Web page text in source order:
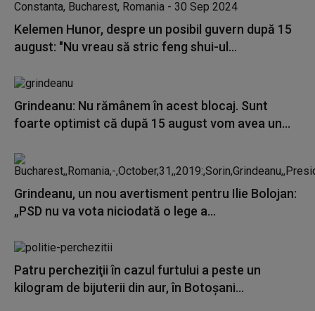
Kelemen Hunor, despre un posibil guvern după 15
august: "Nu vreau să stric feng shui-ul...
Grindeanu: Nu rămânem în acest blocaj. Sunt
foarte optimist că după 15 august vom avea un...
Grindeanu, un nou avertisment pentru Ilie Bolojan:
„PSD nu va vota niciodată o lege a...
Patru percheziţii în cazul furtului a peste un
kilogram de bijuterii din aur, în Botoșani...